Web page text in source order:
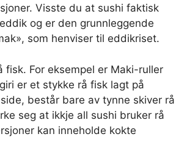
Visste du at sushi faktisk
og er den grunnleggende
som henviser til eddikriset.
fisk. For eksempel er Maki-ruller
er et stykke rå fisk lagt på
består bare av tynne skiver rå
seg at ikkje all sushi bruker rå
kan inneholde kokte